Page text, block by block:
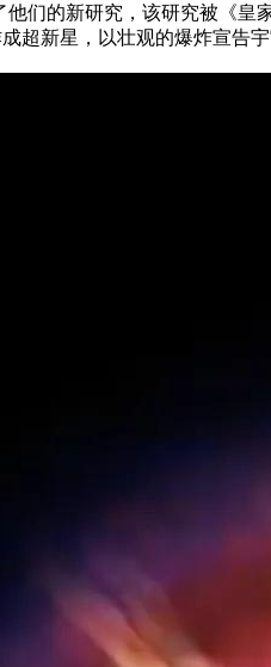
们的新研究，该研究被《
超新星，以壮观的爆炸宣告宇